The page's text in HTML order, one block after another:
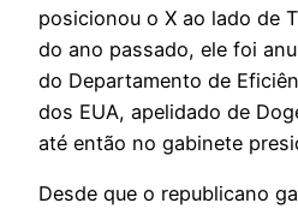
posicionou o X ao lado de
do ano passado, ele foi
do Departamento de
dos EUA, apelidado de
até então no gabinete
Desde que o republicano